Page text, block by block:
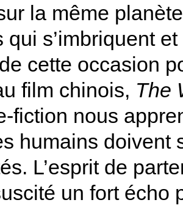
la même
qui s’imbriquent
cette occasion
film chinois, The
fiction nous
humains doivent
L’esprit de
un fort écho